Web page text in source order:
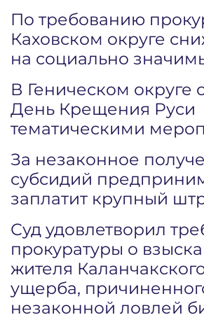
По требованию
Каховском округе
на социально
В Геническом округе
День Крещения Руси
тематическими
За незаконное
субсидий
заплатит крупный
Суд удовлетворил
прокуратуры о
жителя
ущерба,
незаконной ловлей